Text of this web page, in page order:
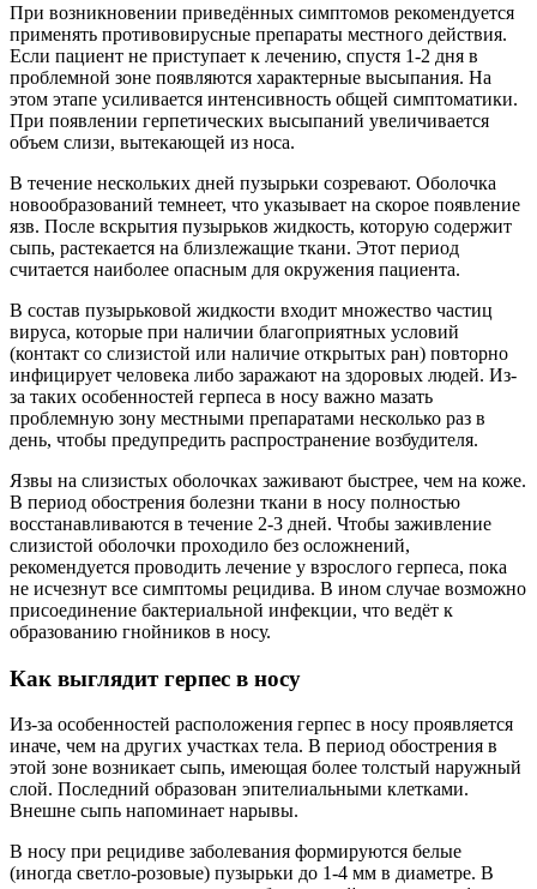
При возникновении приведённых симптомов рекомендуется
применять противовирусные препараты местного действия.
Если пациент не приступает к лечению, спустя 1-2 дня в
проблемной зоне появляются характерные высыпания. На
этом этапе усиливается интенсивность общей симптоматики.
При появлении герпетических высыпаний увеличивается
объем слизи, вытекающей из носа.
В течение нескольких дней пузырьки созревают. Оболочка
новообразований темнеет, что указывает на скорое появление
язв. После вскрытия пузырьков жидкость, которую содержит
сыпь, растекается на близлежащие ткани. Этот период
считается наиболее опасным для окружения пациента.
В состав пузырьковой жидкости входит множество частиц
вируса, которые при наличии благоприятных условий
(контакт со слизистой или наличие открытых ран) повторно
инфицирует человека либо заражают на здоровых людей. Из-
за таких особенностей герпеса в носу важно мазать
проблемную зону местными препаратами несколько раз в
день, чтобы предупредить распространение возбудителя.
Язвы на слизистых оболочках заживают быстрее, чем на коже.
В период обострения болезни ткани в носу полностью
восстанавливаются в течение 2-3 дней. Чтобы заживление
слизистой оболочки проходило без осложнений,
рекомендуется проводить лечение у взрослого герпеса, пока
не исчезнут все симптомы рецидива. В ином случае возможно
присоединение бактериальной инфекции, что ведёт к
образованию гнойников в носу.
Как выглядит герпес в носу
Из-за особенностей расположения герпес в носу проявляется
иначе, чем на других участках тела. В период обострения в
этой зоне возникает сыпь, имеющая более толстый наружный
слой. Последний образован эпителиальными клетками.
Внешне сыпь напоминает нарывы.
В носу при рецидиве заболевания формируются белые
(иногда светло-розовые) пузырьки до 1-4 мм в диаметре. В